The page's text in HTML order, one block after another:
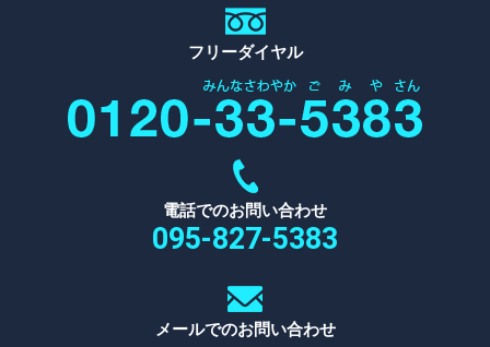
フリーダイヤル
電話でのお問い合わせ
095-827-5383
メールでのお問い合わせ